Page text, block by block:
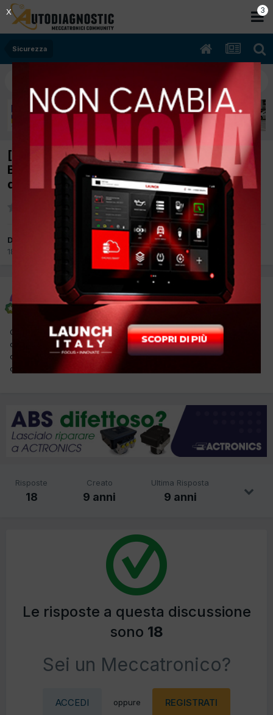
Sicurezza
[Fiat Sedici 02/2008 1586cc M16A 79Kw
Bifuel B/Gpl] Corsa lunga del pedale freno
dopo intervento ABS
Da meccanico
18 Aprile 2017
Sicurezza
meccanico
Inviato 18 Aprile 2017
Ciao a tutti,a questa Sedici,se và in funzione l'ABS,si allunga la
corsa del perdale dei freni.Dopo alcune pompate si ristabilisce la
corsa giusta.Pensavo alla centralina ABS ma non mi è mai
capitato.
Risposte
18
Creato
9 anni
Ultima Risposta
9 anni
Le risposte a questa discussione
sono 18
Sei un Meccatronico?
ACCEDI oppure REGISTRATI
2
X